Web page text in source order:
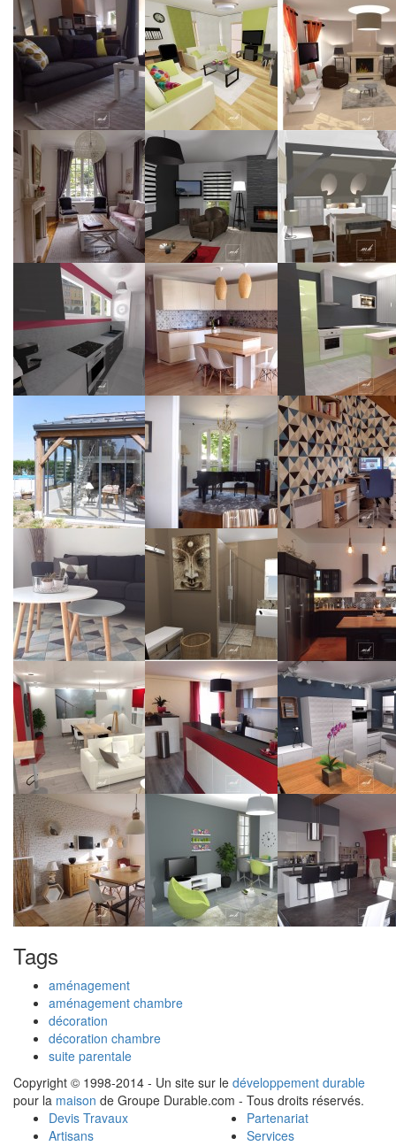
Tags
aménagement
aménagement chambre
décoration
décoration chambre
suite parentale
Copyright © 1998-2014 - Un site sur le développement durable
pour la maison de Groupe Durable.com - Tous droits réservés.
Devis Travaux
Artisans
Partenariat
Services